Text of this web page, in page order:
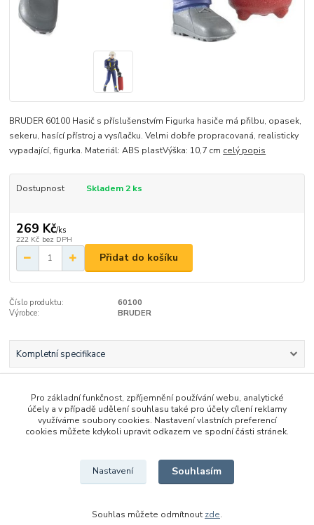
BRUDER 60100 Hasič s příslušenstvím Figurka hasiče má přilbu, opasek,
sekeru, hasící přístroj a vysílačku. Velmi dobře propracovaná, realisticky
vypadající, figurka. Materiál: ABS plastVýška: 10,7 cm celý popis
Dostupnost Skladem 2 ks
269 Kč/ks
222 Kč bez DPH
Přidat do košíku
Číslo produktu:
60100
Výrobce:
BRUDER
Kompletní specifikace
Kompletní specifikace
Figurka hasiče má přilbu, opasek, sekeru, hasící přístroj a
Pro základní funkčnost, zpříjemnění používání webu, analytické
účely a v případě udělení souhlasu také pro účely cílení reklamy
využíváme soubory cookies. Nastavení vlastních preferencí
cookies můžete kdykoli upravit odkazem ve spodní části stránek.
Nastavení Souhlasím
Souhlas můžete odmítnout zde.